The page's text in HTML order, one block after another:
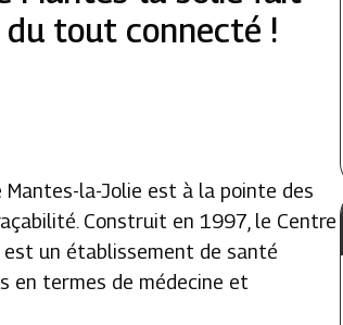
du tout connecté !
Mantes-la-Jolie est à la pointe des
Construit en 1997, le Centre
est un établissement de santé
en termes de médecine et